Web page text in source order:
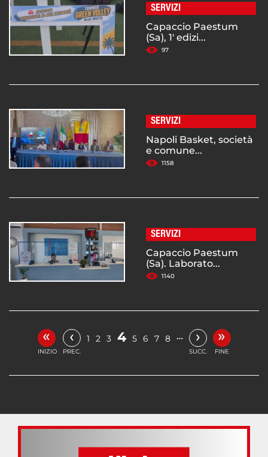
SERVIZI
Capaccio Paestum
(Sa), 1' edizi...
97
SERVIZI
Napoli Basket, società
e comune...
1158
SERVIZI
Capaccio Paestum
(Sa). Laborato...
1140
«
INIZIO
‹
PREC.
1 2 3 4 5 6 7 8 … ›
SUCC.
»
FINE